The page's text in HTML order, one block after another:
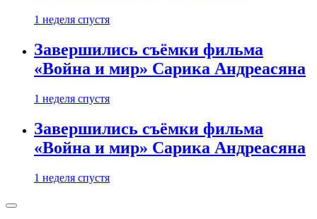
1 неделя спустя
Завершились съёмки фильма
«Война и мир» Сарика Андреасяна
1 неделя спустя
Завершились съёмки фильма
«Война и мир» Сарика Андреасяна
1 неделя спустя